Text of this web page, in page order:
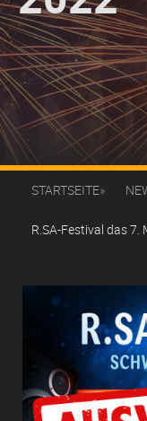
STARTSEITE
R.SA-Festival das